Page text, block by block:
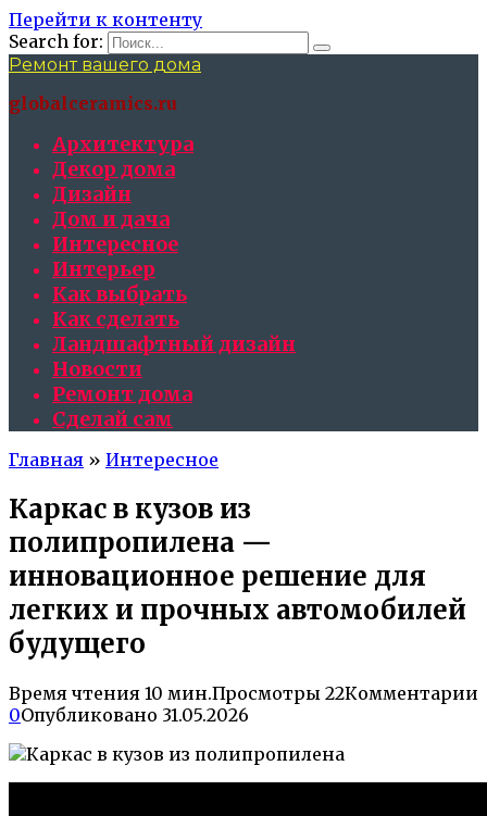
Перейти к контенту
Search for:
Ремонт вашего дома
globalceramics.ru
Архитектура
Декор дома
Дизайн
Дом и дача
Интересное
Интерьер
Как выбрать
Как сделать
Ландшафтный дизайн
Новости
Ремонт дома
Сделай сам
Главная » Интересное
Каркас в кузов из
полипропилена —
инновационное решение для
легких и прочных автомобилей
будущего
Время чтения 10 мин.Просмотры 22Комментарии
0Опубликовано 31.05.2026